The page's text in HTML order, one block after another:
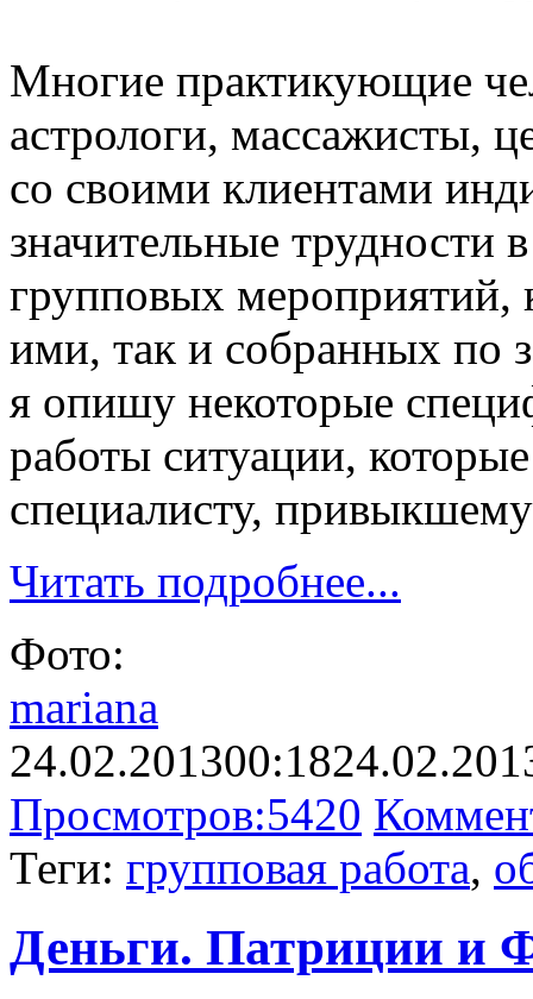
Многие практикующие
астрологи, массажисты,
со своими клиентами
значительные трудности
групповых мероприятий,
ими, так и собранных по
я опишу некоторые
работы ситуации,
специалисту,
Читать подробнее...
Фото:
mariana
24.02.201300:18
Просмотров:5420
Теги: групповая работа,
Деньги. Патриции и